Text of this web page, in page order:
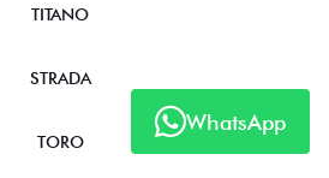
WhatsApp
TITANO
STRADA
TORO